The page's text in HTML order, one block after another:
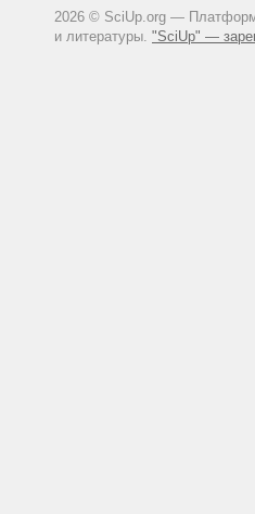
2026 © SciUp.org —
и литературы. "SciUp" —